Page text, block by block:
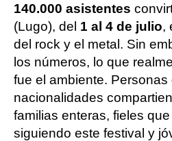
140.000 asistentes
(Lugo), del 1 al 4 de julio,
del rock y el metal. Sin
los números, lo que
fue el ambiente.
nacionalidades
familias enteras, fieles
siguiendo este festival y